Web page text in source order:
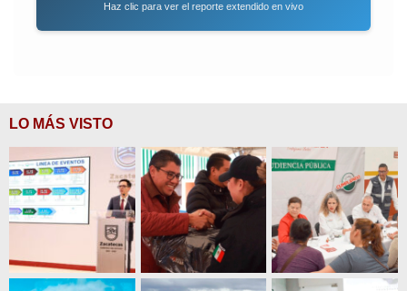
Haz clic para ver el reporte extendido en vivo
LO MÁS VISTO